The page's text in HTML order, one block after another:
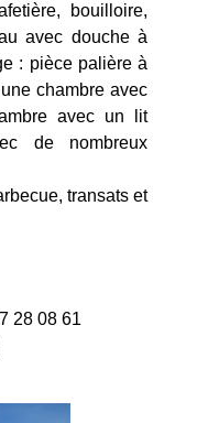
bouilloire,
avec douche à
: pièce palière à
chambre avec
avec un lit
de nombreux
transats et
28 08 61